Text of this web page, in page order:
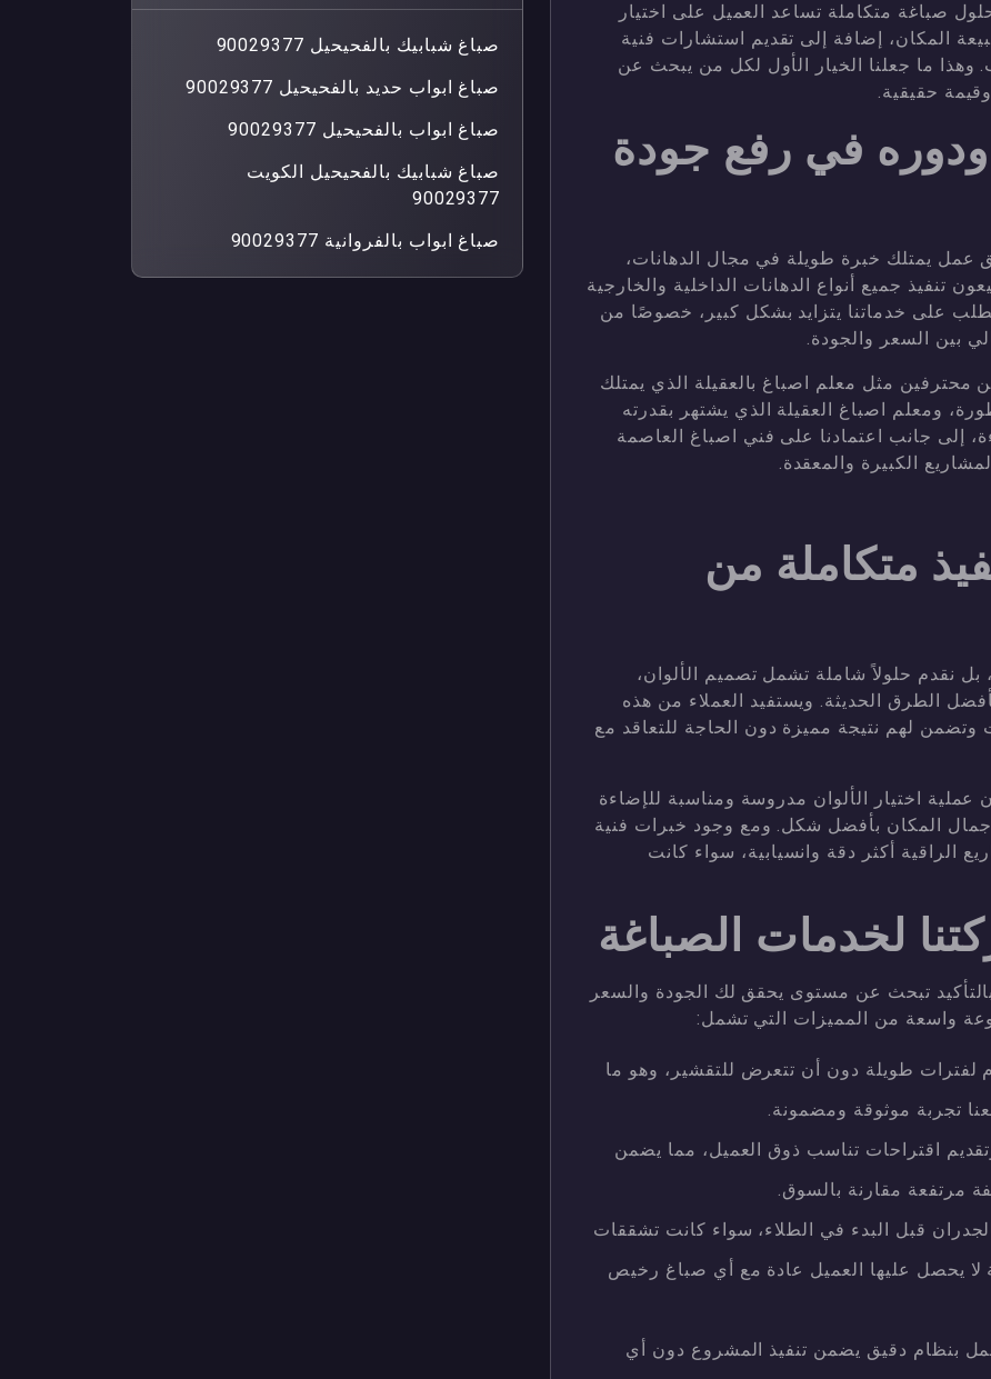
صباغة متكاملة تساعد العميل على اختيار
المكان، إضافة إلى تقديم استشارات فنية
ما جعلنا الخيار الأول لكل من يبحث عن
حقيقية.
في رفع جودة
عمل يمتلك خبرة طويلة في مجال الدهانات،
تنفيذ جميع أنواع الدهانات الداخلية والخارجية
على خدماتنا يتزايد بشكل كبير، خصوصًا من
بين السعر والجودة.
مثل معلم اصباغ بالعقيلة الذي يمتلك
ومعلم اصباغ العقيلة الذي يشتهر بقدرته
إلى جانب اعتمادنا على فني اصباغ العاصمة
الكبيرة والمعقدة.
متكاملة من
بل نقدم حلولاً شاملة تشمل تصميم الألوان،
الطرق الحديثة. ويستفيد العملاء من هذه
وتضمن لهم نتيجة مميزة دون الحاجة للتعاقد مع
اختيار الألوان مدروسة ومناسبة للإضاءة
جمال المكان بأفضل شكل. ومع وجود خبرات فنية
الراقية أكثر دقة وانسيابية، سواء كانت
لخدمات الصباغة
تبحث عن مستوى يحقق لك الجودة والسعر
واسعة من المميزات التي تشمل:
لفترات طويلة دون أن تتعرض للتقشير، وهو ما
تجربة موثوقة ومضمونة.
اقتراحات تناسب ذوق العميل، مما يضمن
مرتفعة مقارنة بالسوق.
قبل البدء في الطلاء، سواء كانت تشققات
يحصل عليها العميل عادة مع أي صباغ رخيص
بنظام دقيق يضمن تنفيذ المشروع دون أي
صباغ شبابيك بالفحيحيل 90029377
صباغ ابواب حديد بالفحيحيل 90029377
صباغ ابواب بالفحيحيل 90029377
صباغ شبابيك بالفحيحيل الكويت
90029377
صباغ ابواب بالفروانية 90029377